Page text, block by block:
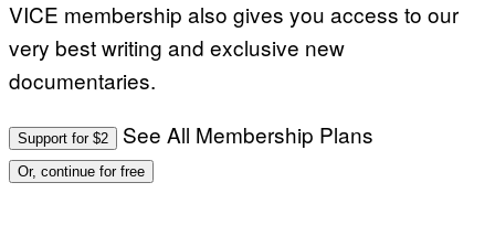
VICE membership also gives you access to our
very best writing and exclusive new
documentaries.
Support for $2 See All Membership Plans
Or, continue for free